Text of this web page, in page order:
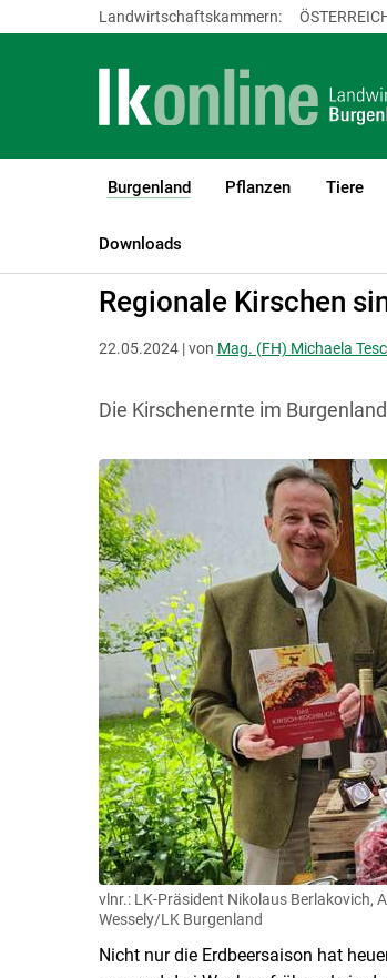
Landwirtschaftskammern:
Burgenland
(current)1
Pflanzen Tiere
Downloads
LK Burgenland
Regionale Kirschen
22.05.2024 | von Mag. (FH) Michaela
Die Kirschenernte im
vlnr.: LK-Präsident Nikolaus Berlakovich,
Wessely/LK Burgenland
Nicht nur die Erdbeersaison hat